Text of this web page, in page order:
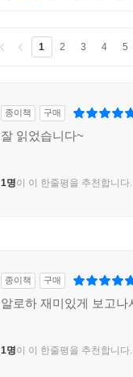
1 2 3 4 5
종이책 구매
잘 읽었습니다~
1명이 이 한줄평을 추천합니다.
종이책 구매
알로하 재미있게 보고
1명이 이 한줄평을 추천합니다.